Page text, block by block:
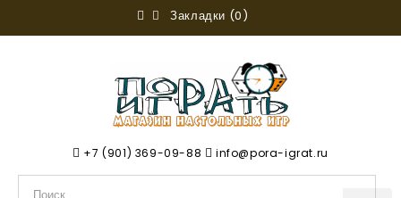
Закладки (0)
+7 (901) 369-09-88 info@pora-igrat.ru